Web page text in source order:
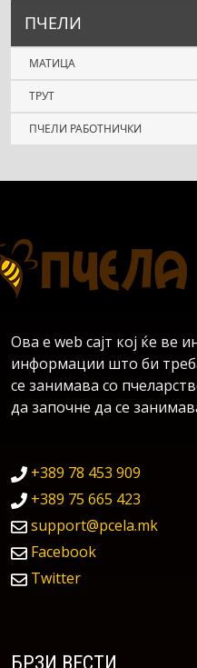
ПЧЕЛИ
МАТИЦА
ТРУТ
ПЧЕЛИ РАБОТНИЧКИ
Ова е web сајт кој ќе ве
информации што би
се занимава со
да започне да се
+389 78 453 909
+389 75 665 423
support@pcela.mk
Facebook
Twitter
БРЗИ ВЕСТИ